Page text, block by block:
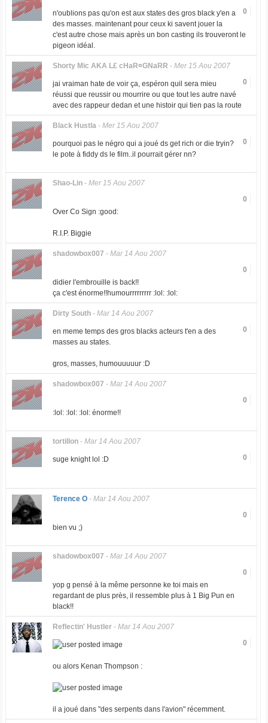
0
n'oublions pas qu'on est aux states des gros black y'en a
des masses. maintenant pour ceux ki savent jouer la
c'est autre chose mais après un bon casting ils trouveront le
pigeon idéal.
Shorty Mic AKA L£ cHaR¤GNaRR - Mer 15 Aou 2007
0
jai vraiman hate de voir ça, espéron quil sera mieu
réussi que reussir ou mourrire ou que tout les autre navé
avec des rappeur dedan et une histoir qui tien pas la route
Black Hustla- Mer 15 Aou 2007
0
pourquoi pas le négro qui a joué ds get rich or die tryin?
le pote à fiddy ds le film..il pourrait gérer nn?
Shao-Lin- Mer 15 Aou 2007
0
Over Co Sign :good:
R.I.P. Biggie
shadowbox007 - Mar 14 Aou 2007
0
didier l'embrouille is back!!
ça c'est énorme!!humourrrrrrrrr :lol: :lol:
Dirty South- Mar 14 Aou 2007
0
en meme temps des gros blacks acteurs t'en a des
masses au states.
gros, masses, humouuuuur :D
shadowbox007 - Mar 14 Aou 2007
0
:lol: :lol: :lol: énorme!!
tortillon- Mar 14 Aou 2007
0
suge knight lol :D
Terence O- Mar 14 Aou 2007
0
bien vu ;)
shadowbox007 - Mar 14 Aou 2007
0
yop g pensé à la même personne ke toi mais en
regardant de plus près, il ressemble plus à 1 Big Pun en
black!!
Reflectin' Hustler- Mar 14 Aou 2007
0
ou alors Kenan Thompson :
il a joué dans "des serpents dans l'avion" récemment.